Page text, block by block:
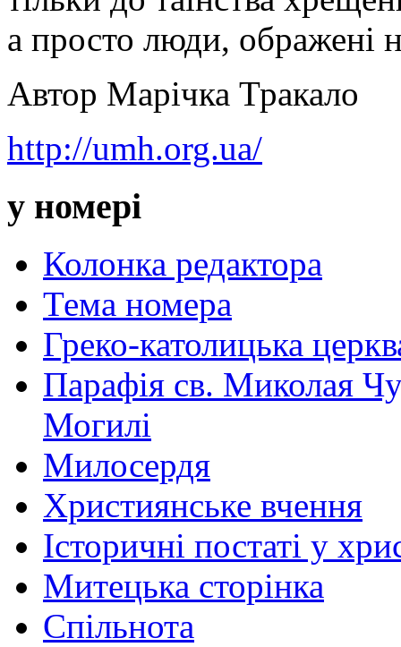
а просто люди, ображені
Автор Марічка Тракало
http://umh.org.ua/
у номері
Колонка редактора
Тема номера
Греко-католицька
Парафія св. Миколая
Могилі
Милосердя
Християнське вчення
Історичні постаті у
Митецька сторінка
Спільнота